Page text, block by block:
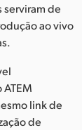
serviram de
ao vivo
link de
de